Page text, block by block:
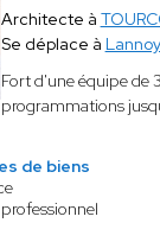
Architecte à
Se déplace à
Fort d'une équipe de
programmations
de biens